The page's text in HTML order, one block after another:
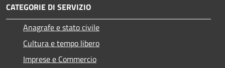
CATEGORIE DI SERVIZIO
Anagrafe e stato civile
Cultura e tempo libero
Imprese e Commercio